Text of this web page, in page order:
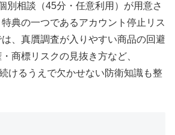
別相談（45分・任意利用）が用意さ
典の一つであるアカウント停止リス
、真贋調査が入りやすい商品の回避
商標リスクの見抜き方など、
けるうえで欠かせない防衛知識も整